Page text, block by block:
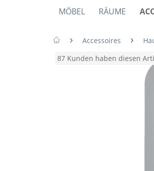
MÖBEL RÄUME
Accessoires
87 Kunden haben diesen